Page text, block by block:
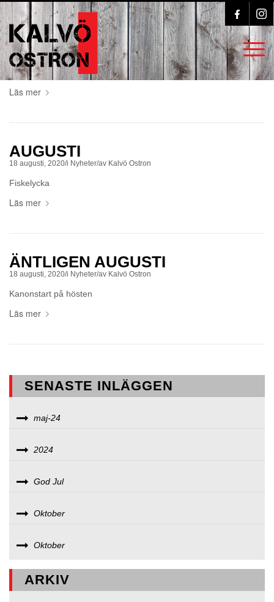
LYCKA
18 augusti, 2020/iNyheter avKalvö Ostron
Kalvö
Läs mer
AUGUSTI
18 augusti, 2020/i Nyheter/av Kalvö Ostron
Fiskelycka
Läs mer
ÄNTLIGEN AUGUSTI
18 augusti, 2020/i Nyheter/av Kalvö Ostron
Kanonstart på hösten
Läs mer
SENASTE INLÄGGEN
maj-24
2024
God Jul
Oktober
Oktober
ARKIV